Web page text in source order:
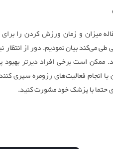
میزان و زمان ورزش کردن را
می‌کند بیان نمودیم. دور از
ممکن است برخی افراد دیرتر بهبود
انجام فعالیت‌های رزومره سپری
حتما با پزشک خود مشورت کنید.